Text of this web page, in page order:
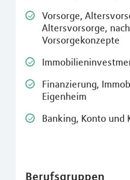
Vorsorge,
Altersvorsorge,
Vorsorgekonzepte
Finanzierung,
Eigenheim
Banking, Konto und
Berufsgruppen